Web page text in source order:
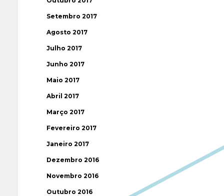
Setembro 2017
Agosto 2017
Julho 2017
Junho 2017
Maio 2017
Abril 2017
Março 2017
Fevereiro 2017
Janeiro 2017
Dezembro 2016
Novembro 2016
Outubro 2016